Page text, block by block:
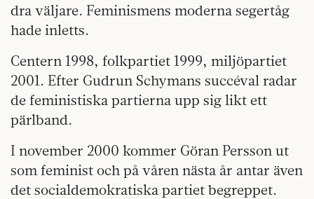
dra väljare. Feminismens moderna segertåg
hade inletts.
Centern 1998, folkpartiet 1999, miljöpartiet
2001. Efter Gudrun Schymans succéval radar
de feministiska partierna upp sig likt ett
pärlband.
I november 2000 kommer Göran Persson ut
som feminist och på våren nästa år antar även
det socialdemokratiska partiet begreppet.